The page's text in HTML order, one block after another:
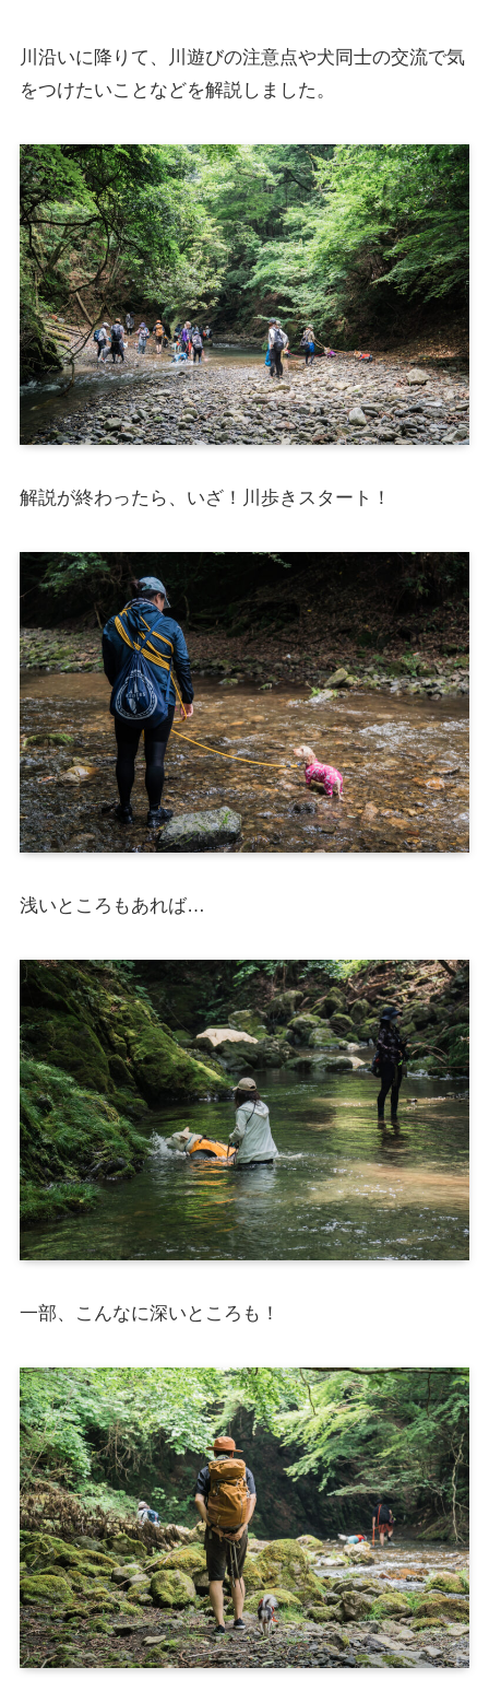
川沿いに降りて、川遊びの注意点や犬同士の交流で気
をつけたいことなどを解説しました。
解説が終わったら、いざ！川歩きスタート！
浅いところもあれば…
一部、こんなに深いところも！